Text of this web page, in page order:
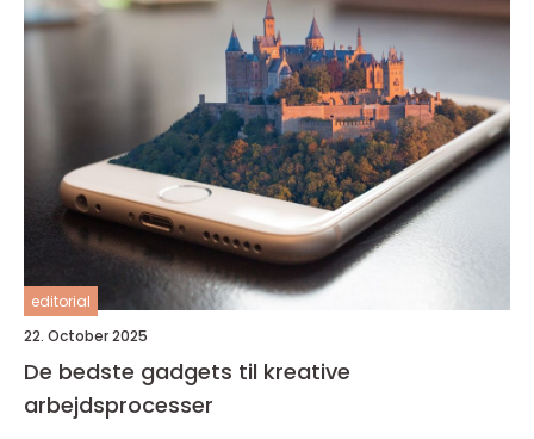
editorial
22. October 2025
De bedste gadgets til kreative
arbejdsprocesser